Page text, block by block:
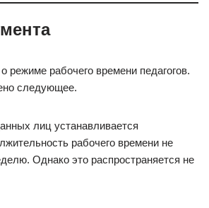
режиме рабочего времени педагогов.
следующее.
лиц устанавливается
рабочего времени не
Однако это распространяется не